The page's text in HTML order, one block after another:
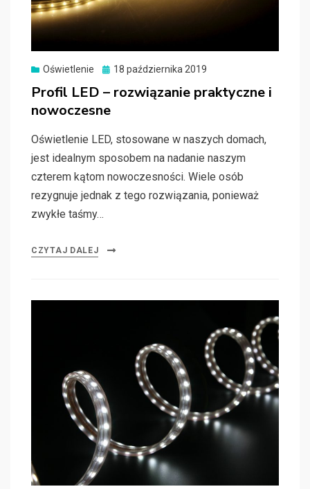
Oświetlenie
Posted
18 października 2019
Profil LED – rozwiązanie praktyczne i
nowoczesne
Oświetlenie LED, stosowane w naszych domach,
jest idealnym sposobem na nadanie naszym
czterem kątom nowoczesności. Wiele osób
rezygnuje jednak z tego rozwiązania, ponieważ
zwykłe taśmy…
CZYTAJ DALEJ